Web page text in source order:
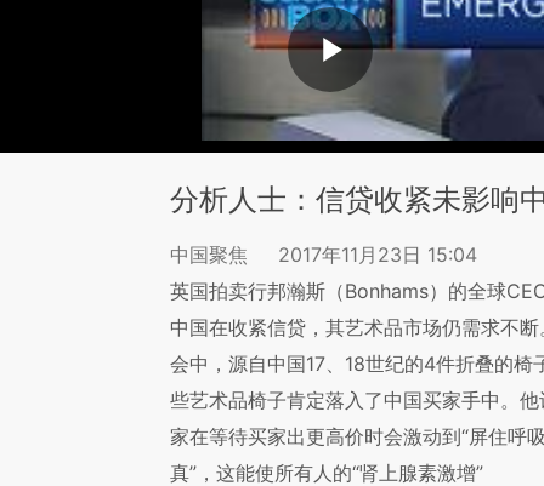
分析人士：信贷收紧未影响
中国聚焦
2017年11月23日 15:04
英国拍卖行邦瀚斯（Bonhams）的全球
中国在收紧信贷，其艺术品市场仍需求不
会中，源自中国17、18世纪的4件折叠的
些艺术品椅子肯定落入了中国买家手中。
家在等待买家出更高价时会激动到“屏住呼
真”，这能使所有人的“肾上腺素激增”